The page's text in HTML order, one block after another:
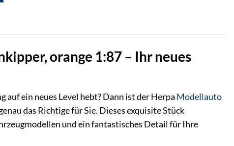
orange 1:87 – Ihr neues
ein neues Level hebt? Dann ist der Herpa Modellauto
das Richtige für Sie. Dieses exquisite Stück
und ein fantastisches Detail für Ihre